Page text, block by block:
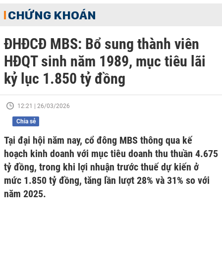
CHỨNG KHOÁN
ĐHĐCĐ MBS: Bổ sung thành viên
HĐQT sinh năm 1989, mục tiêu lãi
kỷ lục 1.850 tỷ đồng
12:21 | 26/03/2026
Chia sẻ
Tại đại hội năm nay, cổ đông MBS thông qua kế
hoạch kinh doanh với mục tiêu doanh thu thuần 4.675
tỷ đồng, trong khi lợi nhuận trước thuế dự kiến ở
mức 1.850 tỷ đồng, tăng lần lượt 28% và 31% so với
năm 2025.